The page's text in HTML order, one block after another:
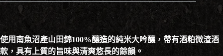
使用南魚沼產山田錦100%釀造的純米大吟釀，帶有酒粕微渣酒
款，具有上質的旨味與清爽悠長的餘韻。